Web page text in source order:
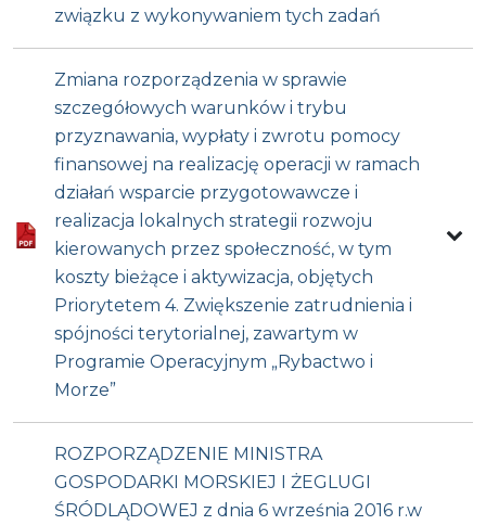
związku z wykonywaniem tych zadań
Zmiana rozporządzenia w sprawie
szczegółowych warunków i trybu
przyznawania, wypłaty i zwrotu pomocy
finansowej na realizację operacji w ramach
działań wsparcie przygotowawcze i
realizacja lokalnych strategii rozwoju
kierowanych przez społeczność, w tym
koszty bieżące i aktywizacja, objętych
Priorytetem 4. Zwiększenie zatrudnienia i
spójności terytorialnej, zawartym w
Programie Operacyjnym „Rybactwo i
Morze”
ROZPORZĄDZENIE MINISTRA
GOSPODARKI MORSKIEJ I ŻEGLUGI
ŚRÓDLĄDOWEJ z dnia 6 września 2016 r.w